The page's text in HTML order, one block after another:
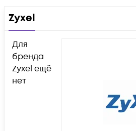
Zyxel
Для
бренда
Zyxel ещё
нет